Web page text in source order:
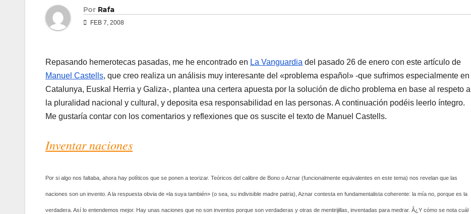
Por Rafa
FEB 7, 2008
Repasando hemerotecas pasadas, me he encontrado en La Vanguardia del pasado 26 de enero con este artí­culo de
Manuel Castells, que creo realiza un análisis muy interesante del «problema español» -que sufrimos especialmente en
Catalunya, Euskal Herria y Galiza-, plantea una certera apuesta por la solución de dicho problema en base al respeto a
la pluralidad nacional y cultural, y deposita esa responsabilidad en las personas. A continuación podéis leerlo í­ntegro.
Me gustarí­a contar con los comentarios y reflexiones que os suscite el texto de Manuel Castells.
Inventar naciones
Por si algo nos faltaba, ahora hay polí­ticos que se ponen a teorizar. Teóricos del calibre de Bono o Aznar (funcionalmente equivalentes en este tema) nos revelan que las
naciones son un invento. A la respuesta obvia de «la suya también» (o sea, su indivisible madre patria), Aznar contesta en fundamentalista coherente: la mí­a no, porque es la
verdadera. Así­ lo entendemos mejor. Hay unas naciones que no son inventos porque son verdaderas y otras de mentirijillas, inventadas para medrar. Â¿Y cómo se nota cuál